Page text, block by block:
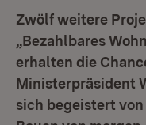
Zwölf weitere
„Bezahlbares
erhalten die
Ministerpräsident
sich begeistert